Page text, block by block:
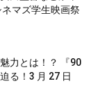
マズ学生映画祭
力とは！？ 『90
る！3 月 27 日